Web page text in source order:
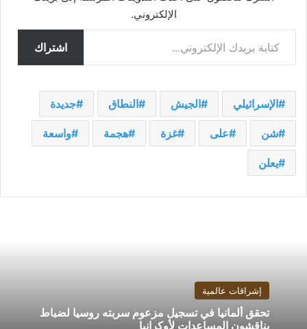
الإلكتروني.
كتابة بريدك الإلكتروني...
اشتراك
الإسرائيلي الجيش النطاق جديدة
شن على غزة هجمة واسعة
يعلن
إشراقات عالمية
تحقق ألمانيا في تسجيل مزعوم سربته روسيا لضباط
يناقشون المساعدات لأوكرانيا